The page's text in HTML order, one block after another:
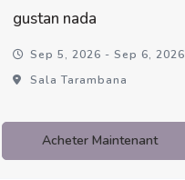
gustan nada
Sep 5, 2026 - Sep 6, 2026
Sala Tarambana
Acheter Maintenant